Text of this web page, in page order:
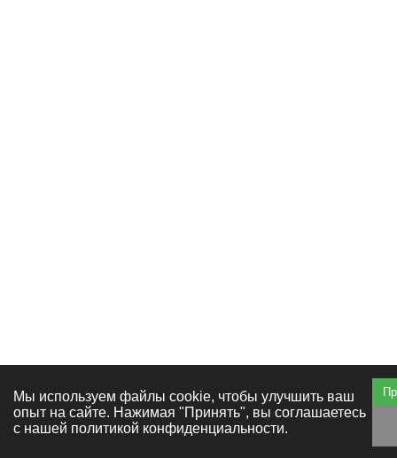
Мы используем файлы cookie, чтобы улучшить ваш
опыт на сайте. Нажимая "Принять", вы соглашаетесь
с нашей политикой конфиденциальности.